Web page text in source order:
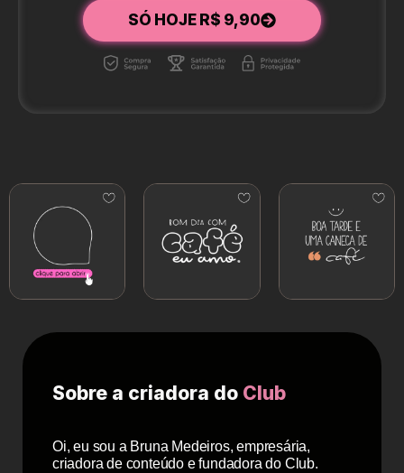
SÓ HOJE R$ 9,90
Sobre a criadora do Club
Oi, eu sou a Bruna Medeiros, empresária,
criadora de conteúdo e fundadora do Club.